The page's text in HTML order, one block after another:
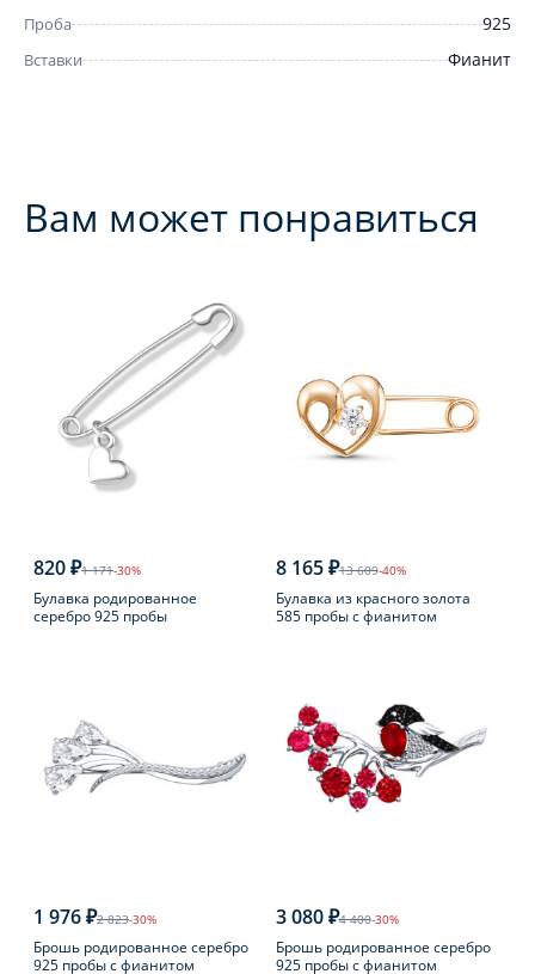
Проба 925
Вставки Фианит
Вам может понравиться
820 ₽1 171-30%
Булавка родированное
серебро 925 пробы
8 165 ₽13 609-40%
Булавка из красного золота
585 пробы с фианитом
1 976 ₽2 823-30%
Брошь родированное серебро
925 пробы с фианитом
3 080 ₽4 400-30%
Брошь родированное серебро
925 пробы с фианитом